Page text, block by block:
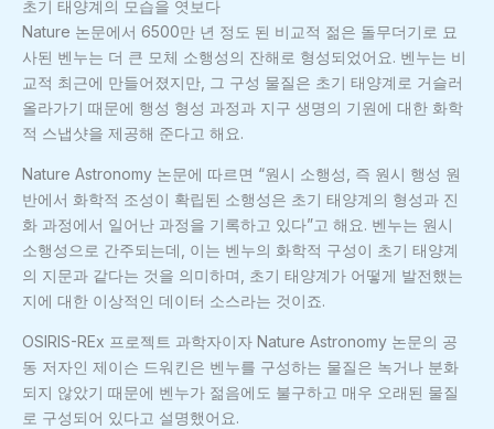
초기 태양계의 모습을 엿보다
Nature 논문에서 6500만 년 정도 된 비교적 젊은 돌무더기로 묘
사된 벤누는 더 큰 모체 소행성의 잔해로 형성되었어요. 벤누는 비
교적 최근에 만들어졌지만, 그 구성 물질은 초기 태양계로 거슬러
올라가기 때문에 행성 형성 과정과 지구 생명의 기원에 대한 화학
적 스냅샷을 제공해 준다고 해요.
Nature Astronomy 논문에 따르면 “원시 소행성, 즉 원시 행성 원
반에서 화학적 조성이 확립된 소행성은 초기 태양계의 형성과 진
화 과정에서 일어난 과정을 기록하고 있다”고 해요. 벤누는 원시
소행성으로 간주되는데, 이는 벤누의 화학적 구성이 초기 태양계
의 지문과 같다는 것을 의미하며, 초기 태양계가 어떻게 발전했는
지에 대한 이상적인 데이터 소스라는 것이죠.
OSIRIS-REx 프로젝트 과학자이자 Nature Astronomy 논문의 공
동 저자인 제이슨 드워킨은 벤누를 구성하는 물질은 녹거나 분화
되지 않았기 때문에 벤누가 젊음에도 불구하고 매우 오래된 물질
로 구성되어 있다고 설명했어요.